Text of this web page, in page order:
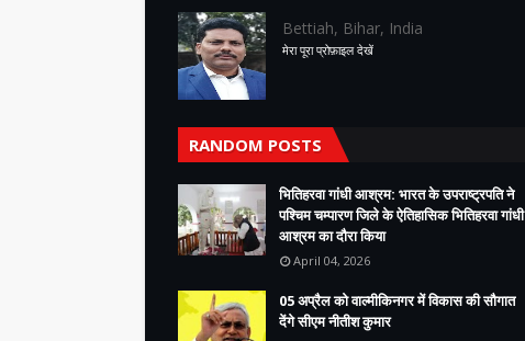
Bettiah, Bihar, India
मेरा पूरा प्रोफ़ाइल देखें
RANDOM POSTS
भितिहरवा गांधी आश्रम: भारत के उपराष्ट्रपति ने
पश्चिम चम्पारण जिले के ऐतिहासिक भितिहरवा गांधी
आश्रम का दौरा किया
April 04, 2026
05 अप्रैल को वाल्मीकिनगर में विकास की सौगात
देंगे सीएम नीतीश कुमार